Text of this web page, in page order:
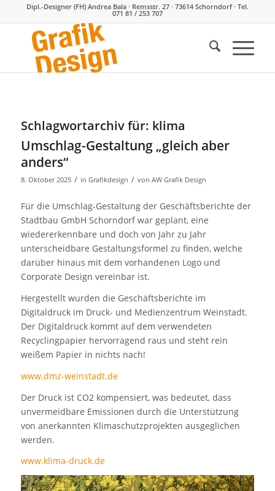
Dipl.-Designer (FH) Andrea Bala · Remsstr. 27 · 73614 Schorndorf · Tel.
071 81 / 253 707
Schlagwortarchiv für: klima
Umschlag-Gestaltung „gleich aber
anders“
8. Oktober 2025 / in Grafikdesign / von AW Grafik Design
Für die Umschlag-Gestaltung der Geschäftsberichte der
Stadtbau GmbH Schorndorf war geplant, eine
wiedererkennbare und doch von Jahr zu Jahr
unterscheidbare Gestaltungsformel zu finden, welche
darüber hinaus mit dem vorhandenen Logo und
Corporate Design vereinbar ist.
Hergestellt wurden die Geschäftsberichte im
Digitaldruck im Druck- und Medienzentrum Weinstadt.
Der Digitaldruck kommt auf dem verwendeten
Recyclingpapier hervorragend raus und steht rein
weißem Papier in nichts nach!
www.dmz-weinstadt.de
Der Druck ist CO2 kompensiert, was bedeutet, dass
unvermeidbare Emissionen durch die Unterstützung
von anerkannten Klimaschutzprojekten ausgeglichen
werden.
www.klima-druck.de